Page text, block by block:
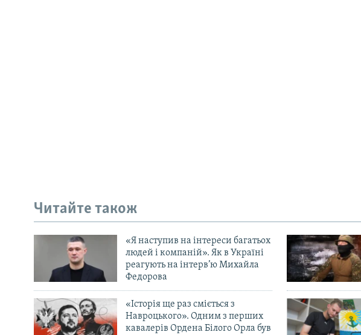
Читайте також
«Я наступив на інтереси багатьох
людей і компаній». Як в Україні
реагують на інтерв’ю Михайла
Федорова
«Історія ще раз сміється з
Навроцького». Одним з перших
кавалерів Ордена Білого Орла був